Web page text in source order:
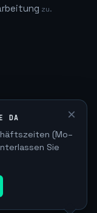
zu.
DA
(Mo–
Sie
×